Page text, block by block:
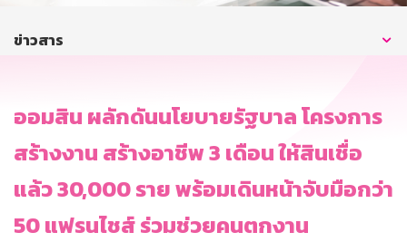
ข่าวสาร
ออมสิน ผลักดันนโยบายรัฐบาล โครงการ
สร้างงาน สร้างอาชีพ 3 เดือน ให้สินเชื่อ
แล้ว 30,000 ราย พร้อมเดินหน้าจับมือกว่า
50 แฟรนไชส์ ร่วมช่วยคนตกงาน